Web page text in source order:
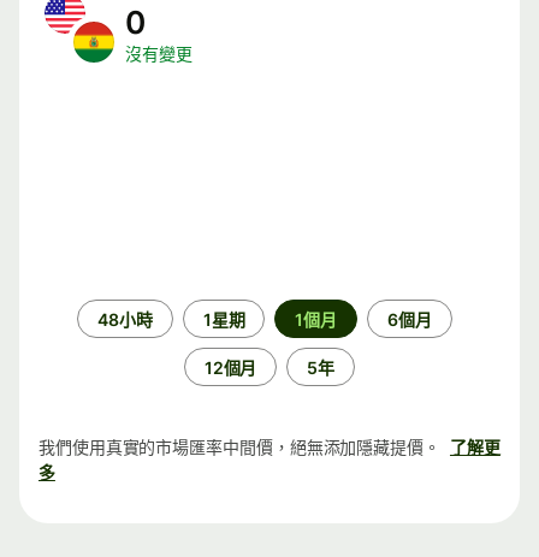
0
沒有變更
48小時 1星期 1個月 6個月
12個月 5年
我們使用真實的市場匯率中間價，絕無添加隱藏提價。
了解更
多